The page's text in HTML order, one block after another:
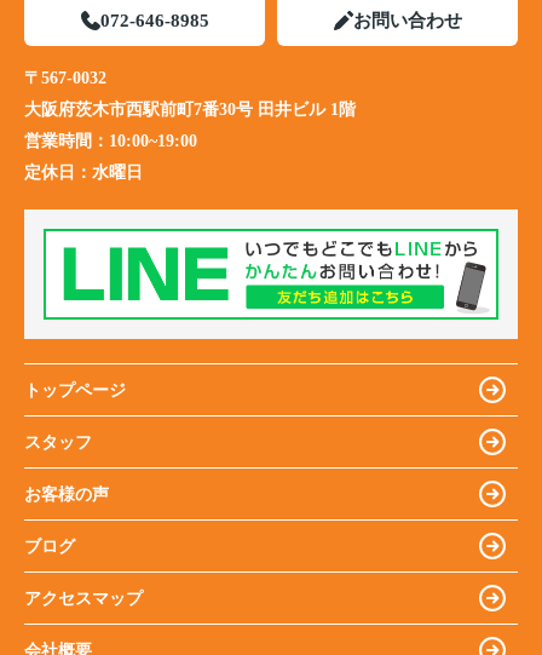
072-646-8985 お問い合わせ
〒567-0032
大阪府茨木市西駅前町7番30号 田井ビル 1階
営業時間： 10:00~19:00
定休日： 水曜日
トップページ
スタッフ
お客様の声
ブログ
アクセスマップ
会社概要